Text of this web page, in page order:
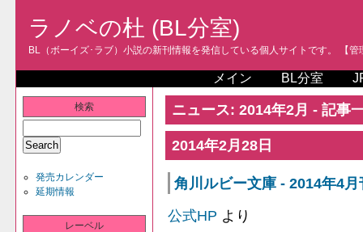
ラノベの杜 (BL分室)
BL（ボーイズ･ラブ）小説の新刊情報を発信している個人サイトです。 【管
メイン BL分室
検索
発売カレンダー
延期情報
レーベル
ニュース: 2014年2月 - 記事
2014年2月28日
角川ルビー文庫 - 2014年4
公式HP より